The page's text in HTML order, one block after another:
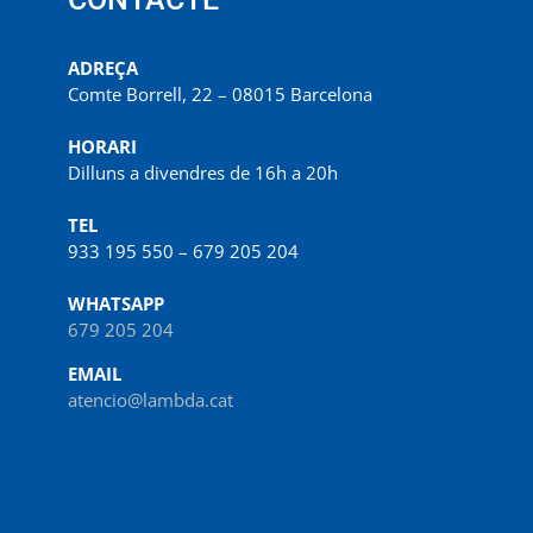
ADREÇA
Comte Borrell, 22 – 08015 Barcelona
HORARI
Dilluns a divendres de 16h a 20h
TEL
933 195 550 – 679 205 204
WHATSAPP
679 205 204
EMAIL
atencio@lambda.cat